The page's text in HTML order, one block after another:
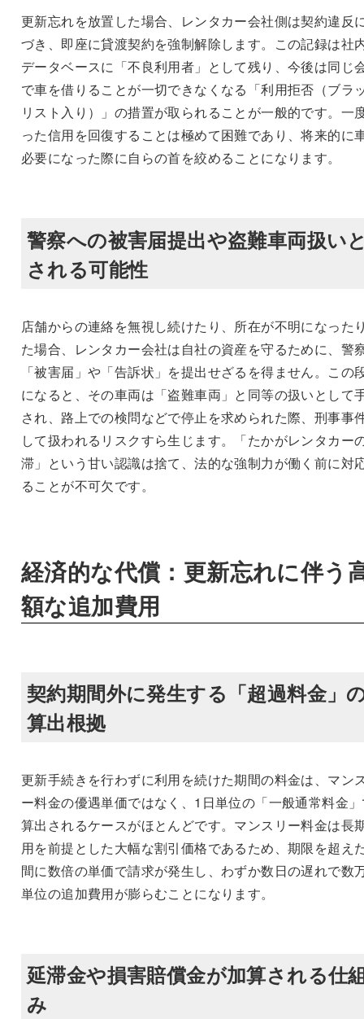
更新忘れを放置した場合、レンタカー会社側は契約違反
づき、即座に貸渡契約を強制解除します。この記録は社
データベースに「不良利用者」として残り、今後は同じ
で車を借りることが一切できなくなる「利用拒否（ブラ
リスト入り）」の措置が取られることが一般的です。一
った信用を回復することは極めて困難であり、将来的に
必要になった際に自らの首を絞めることになります。
警察への被害届提出や盗難車両扱い
される可能性
店舗からの連絡を無視し続けたり、所在が不明になった
た場合、レンタカー会社は自社の資産を守るために、警
「被害届」や「告訴状」を提出せざるを得ません。この
になると、その車両は「盗難車両」と同等の扱いとして
され、路上での検問などで停止を求められた際、刑事事
して扱われるリスクすら生じます。「たかがレンタカー
滞」という甘い認識は捨て、法的な強制力が働く前に対
ることが不可欠です。
経済的な代償：更新忘れに伴う
額な追加費用
契約期間外に発生する「超過料金」
算出根拠
更新手続きを行わずに利用を続けた期間の料金は、マン
ー料金の優遇単価ではなく、1日単位の「一般通常料金
算出されるケースがほとんどです。マンスリー料金は長
用を前提とした大幅な割引価格であるため、期限を超え
間に数倍の単価で請求が発生し、わずか数日の遅れで数
単位の追加費用が膨らむことになります。
延滞金や損害賠償金が加算される仕
み